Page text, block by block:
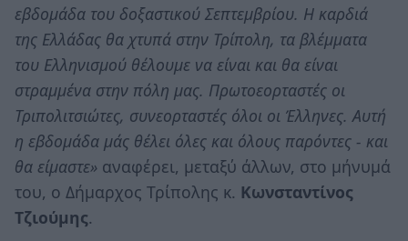
εβδομάδα του δοξαστικού Σεπτεμβρίου. Η καρδιά
της Ελλάδας θα χτυπά στην Τρίπολη, τα βλέμματα
του Ελληνισμού θέλουμε να είναι και θα είναι
στραμμένα στην πόλη μας. Πρωτοεορταστές οι
Τριπολιτσιώτες, συνεορταστές όλοι οι Έλληνες. Αυτή
η εβδομάδα μάς θέλει όλες και όλους παρόντες - και
θα είμαστε» αναφέρει, μεταξύ άλλων, στο μήνυμά
του, ο Δήμαρχος Τρίπολης κ. Κωνσταντίνος
Τζιούμης.